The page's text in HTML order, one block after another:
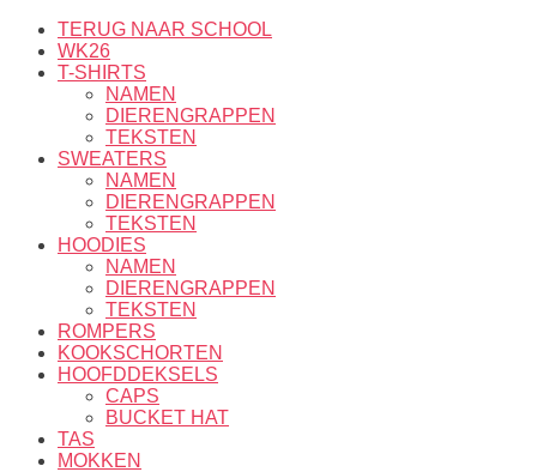
TERUG NAAR SCHOOL
WK26
T-SHIRTS
NAMEN
DIERENGRAPPEN
TEKSTEN
SWEATERS
NAMEN
DIERENGRAPPEN
TEKSTEN
HOODIES
NAMEN
DIERENGRAPPEN
TEKSTEN
ROMPERS
KOOKSCHORTEN
HOOFDDEKSELS
CAPS
BUCKET HAT
TAS
MOKKEN